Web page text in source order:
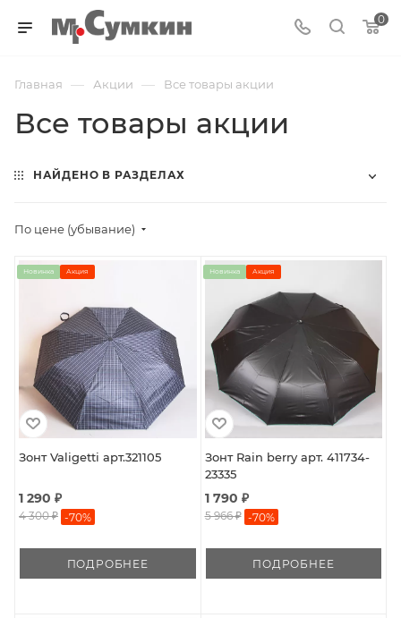
0
Главная — Акции — Все товары акции
Все товары акции
НАЙДЕНО В РАЗДЕЛАХ
По цене (убывание)
Новинка Акция
Зонт Valigetti арт.321105
1 290 ₽
4 300 ₽ -70%
ПОДРОБНЕЕ
Новинка Акция
Зонт Rain berry арт. 411734-
23335
1 790 ₽
5 966 ₽ -70%
ПОДРОБНЕЕ